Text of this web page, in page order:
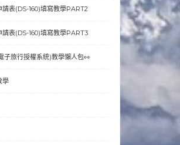
表(DS-160)填寫教學PART2
表(DS-160)填寫教學PART3
子旅行授權系統)教學懶人包👀
學